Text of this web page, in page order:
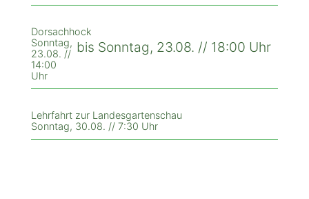
Dorsachhock
Sonntag,
23.08. //
14:00
Uhr
bis Sonntag, 23.08. // 18:00 Uhr
Lehrfahrt zur Landesgartenschau
Sonntag, 30.08. // 7:30 Uhr